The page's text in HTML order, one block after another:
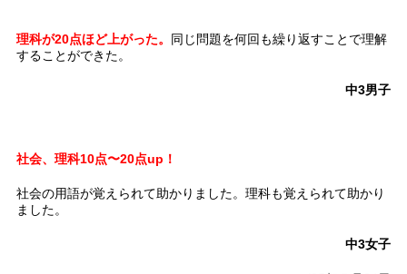
理科が20点ほど上がった。 同じ問題を何回も繰り返すことで理解
することができた。
中3男子
社会、理科10点〜20点up！
社会の用語が覚えられて助かりました。理科も覚えられて助かり
ました。
中3女子